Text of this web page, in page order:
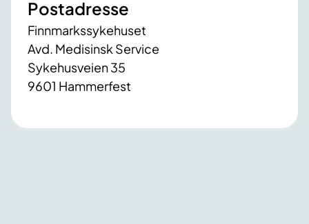
Postadresse
Finnmarkssykehuset
Avd. Medisinsk Service
Sykehusveien 35
9601 Hammerfest